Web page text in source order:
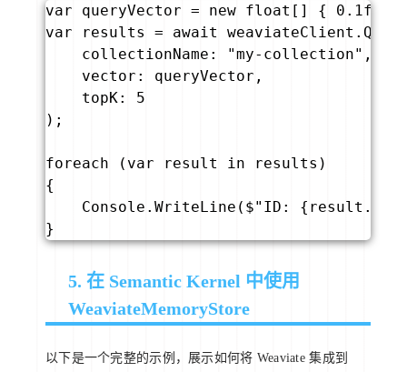
var queryVector = new float[] { 0.1f,
var results = await
collectionName: "my-collection",
vector: queryVector,
topK: 5
);
foreach (var result in results)
{
Console.WriteLine($"ID: {result.Id},
}
5. 在 Semantic Kernel 中使用
WeaviateMemoryStore
以下是一个完整的示例，展示如何将 Weaviate 集成到